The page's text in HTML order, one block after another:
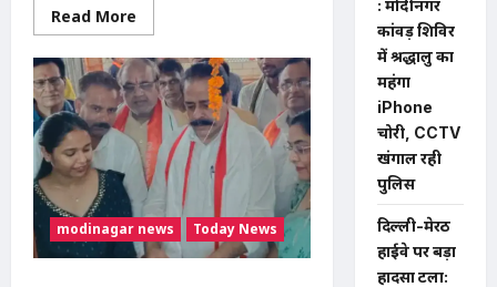
Read More
more
ईरान-
ओमान
के
बीच
होरमुज़
डील
करीब,
अमेरिका
की
मंजूरी
का
इंतजार;
जानिए
तीनों
modinagar news Today News
: मोदीनगर
कांवड़ शिविर
में श्रद्धालु का
महंगा
iPhone
चोरी, CCTV
खंगाल रही
पुलिस
दिल्ली-मेरठ
हाईवे पर बड़ा
हादसा टला: